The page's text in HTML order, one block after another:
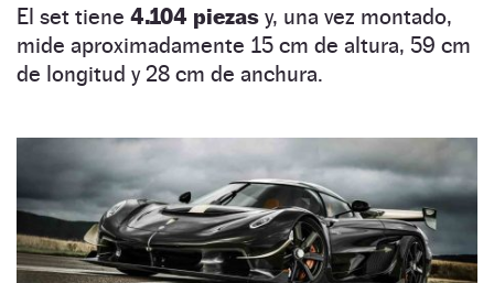
El set tiene 4.104 piezas y, una vez montado,
mide aproximadamente 15 cm de altura, 59 cm
de longitud y 28 cm de anchura.